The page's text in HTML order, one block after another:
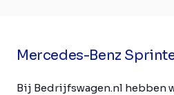
Mercedes-Benz
Bij Bedrijfswagen.nl hebben